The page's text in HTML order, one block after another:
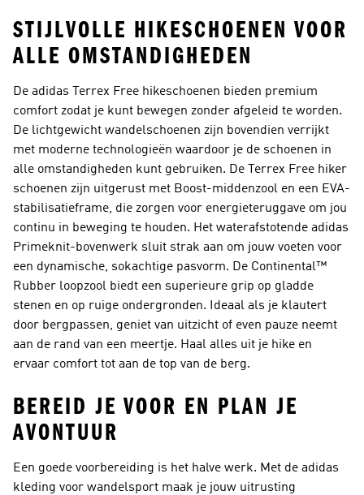
STIJLVOLLE HIKESCHOENEN VOOR
ALLE OMSTANDIGHEDEN
De adidas Terrex Free hikeschoenen bieden premium
comfort zodat je kunt bewegen zonder afgeleid te worden.
De lichtgewicht wandelschoenen zijn bovendien verrijkt
met moderne technologieën waardoor je de schoenen in
alle omstandigheden kunt gebruiken. De Terrex Free hiker
schoenen zijn uitgerust met Boost-middenzool en een EVA-
stabilisatieframe, die zorgen voor energieteruggave om jou
continu in beweging te houden. Het waterafstotende adidas
Primeknit-bovenwerk sluit strak aan om jouw voeten voor
een dynamische, sokachtige pasvorm. De Continental™
Rubber loopzool biedt een superieure grip op gladde
stenen en op ruige ondergronden. Ideaal als je klautert
door bergpassen, geniet van uitzicht of even pauze neemt
aan de rand van een meertje. Haal alles uit je hike en
ervaar comfort tot aan de top van de berg.
BEREID JE VOOR EN PLAN JE
AVONTUUR
Een goede voorbereiding is het halve werk. Met de adidas
kleding voor wandelsport maak je jouw uitrusting